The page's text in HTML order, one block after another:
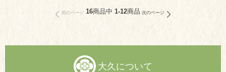
前のページ 16商品中 1-12商品 次のページ
大久について